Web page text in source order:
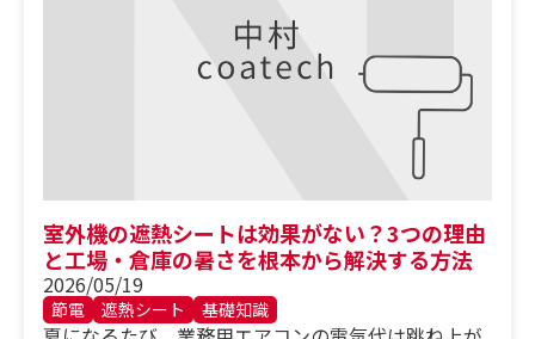
室外機の遮熱シートは効果がない？3つの理由
と工場・倉庫の暑さを根本から解決する方法
2026/05/19
節電 遮熱シート 基礎知識